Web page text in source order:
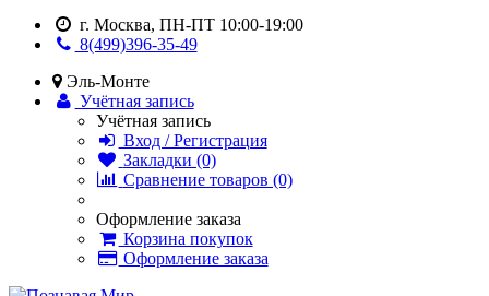
г. Москва, ПН-ПТ 10:00-19:00
8(499)396-35-49
Эль-Монте
Учётная запись
Учётная запись
Вход / Регистрация
Закладки (0)
Сравнение товаров (0)
Оформление заказа
Корзина покупок
Оформление заказа